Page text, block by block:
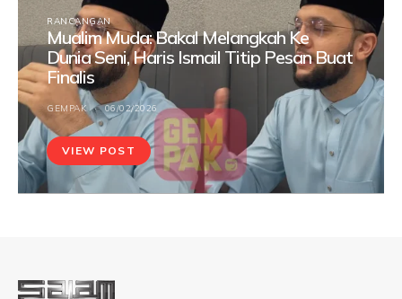
RANCANGAN
Mualim Muda: Bakal Melangkah Ke
Dunia Seni, Haris Ismail Titip Pesan Buat
Finalis
GEMPAK 06/02/2026
VIEW POST